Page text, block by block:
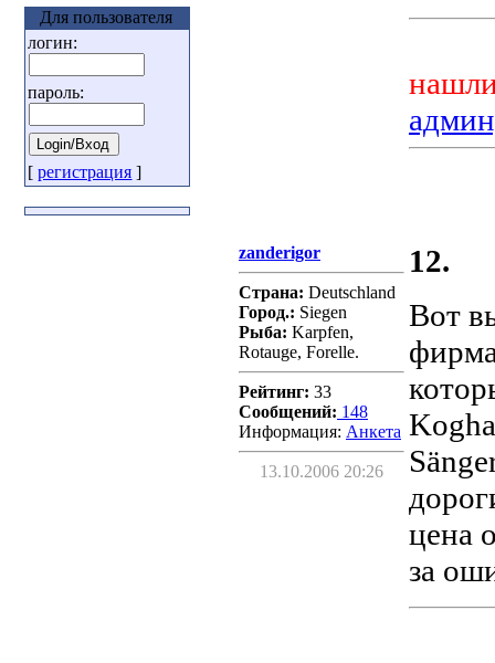
Для пользователя
логин:
пароль:
[регистрация ]
zanderigor
Страна: Deutschland
Город.: Siegen
Рыба: Karpfen,
Rotauge, Forelle.
Рейтинг: 33
Сообщений: 148
Информация: Aнкета
13.10.2006 20:26
12.
Вот
цена
за